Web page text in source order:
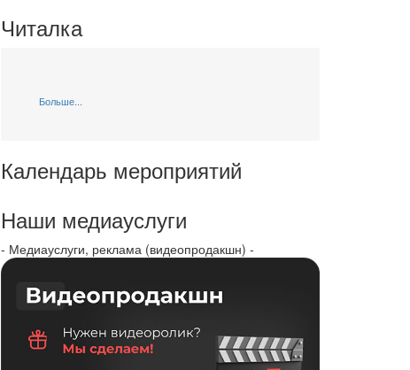
Читалка
Больше...
Календарь мероприятий
Наши медиауслуги
- Медиауслуги, реклама (видеопродакшн) -